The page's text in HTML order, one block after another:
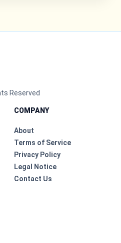
Reserved
COMPANY
About
Terms of Service
Privacy Policy
Legal Notice
Contact Us